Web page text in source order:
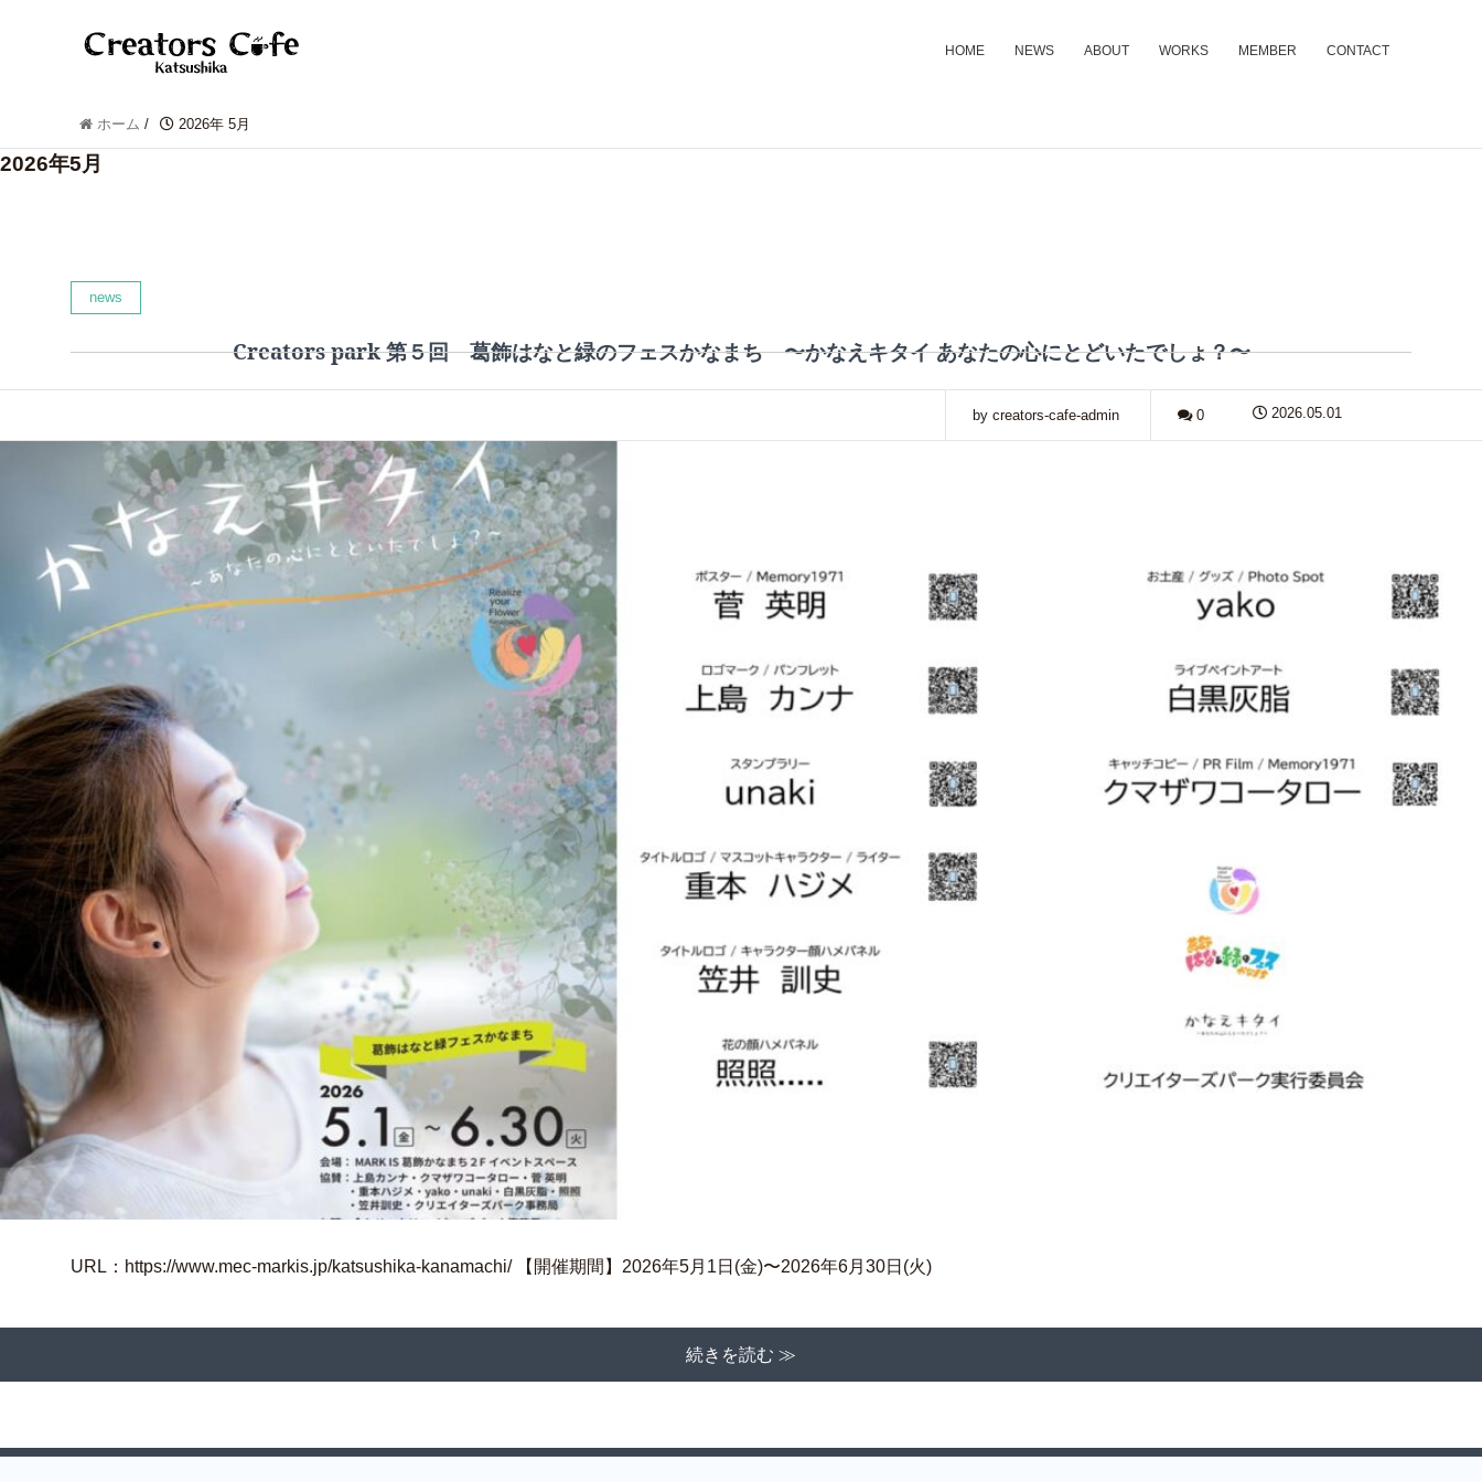
HOME NEWS ABOUT WORKS MEMBER CONTACT
ホーム / 2026年 5月
2026年5月
news
Creators park 第５回 葛飾はなと緑のフェスかなまち 〜かなえキタイ あなたの心にとどいたでしょ？〜
2026.05.01
by creators-cafe-admin 0
URL：https://www.mec-markis.jp/katsushika-kanamachi/ 【開催期間】2026年5月1日(金)〜2026年6月30日(火)
続きを読む ≫